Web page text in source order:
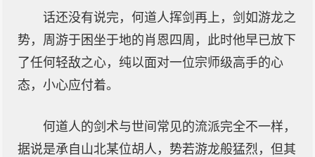
话还没有说完，何道人挥剑再上，剑如游龙之
势，周游于困坐于地的肖恩四周，此时他早已放下
了任何轻敌之心，纯以面对一位宗师级高手的心
态，小心应付着。
何道人的剑术与世间常见的流派完全不一样，
据说是承自山北某位胡人，势若游龙般猛烈，但其